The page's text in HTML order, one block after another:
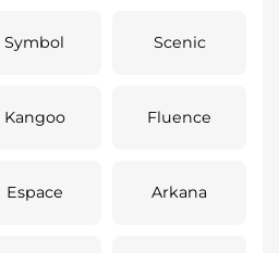
Symbol Scenic
Kangoo Fluence
Espace Arkana